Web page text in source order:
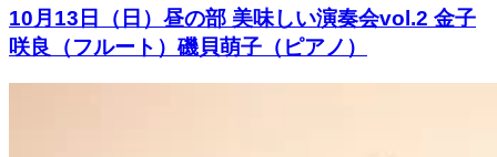
10月13日（日）昼の部 美味しい演奏会vol.2 金子
咲良（フルート）磯貝萌子（ピアノ）